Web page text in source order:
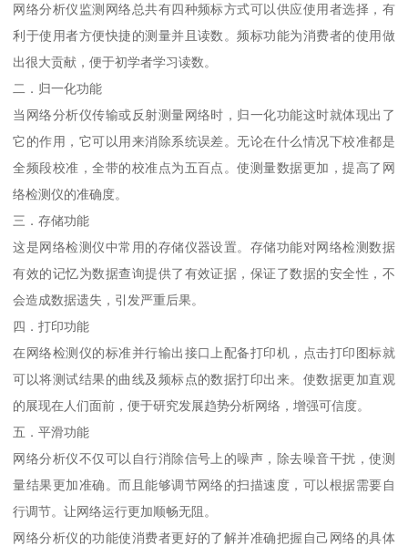
网络分析仪监测网络总共有四种频标方式可以供应使用者选择，有
利于使用者方便快捷的测量并且读数。频标功能为消费者的使用做
出很大贡献，便于初学者学习读数。
二．归一化功能
当网络分析仪传输或反射测量网络时，归一化功能这时就体现出了
它的作用，它可以用来消除系统误差。无论在什么情况下校准都是
全频段校准，全带的校准点为五百点。使测量数据更加，提高了网
络检测仪的准确度。
三．存储功能
这是网络检测仪中常用的存储仪器设置。存储功能对网络检测数据
有效的记忆为数据查询提供了有效证据，保证了数据的安全性，不
会造成数据遗失，引发严重后果。
四．打印功能
在网络检测仪的标准并行输出接口上配备打印机，点击打印图标就
可以将测试结果的曲线及频标点的数据打印出来。使数据更加直观
的展现在人们面前，便于研究发展趋势分析网络，增强可信度。
五．平滑功能
网络分析仪不仅可以自行消除信号上的噪声，除去噪音干扰，使测
量结果更加准确。而且能够调节网络的扫描速度，可以根据需要自
行调节。让网络运行更加顺畅无阻。
网络分析仪的功能使消费者更好的了解并准确把握自己网络的具体